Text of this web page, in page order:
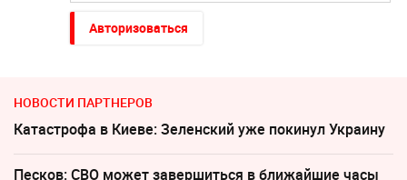
Авторизоваться
НОВОСТИ ПАРТНЕРОВ
Катастрофа в Киеве: Зеленский уже покинул Украину
Песков: СВО может завершиться в ближайшие часы